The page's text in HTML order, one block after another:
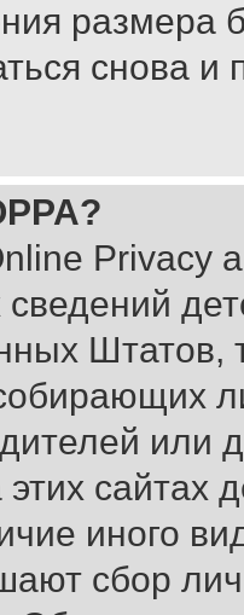
размера
снова и
Privacy
Штатов,
или
этих сайтах
иного
сбор